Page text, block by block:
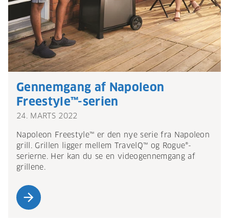
Gennemgang af Napoleon
Freestyle™-serien
24. MARTS 2022
Napoleon Freestyle™ er den nye serie fra Napoleon
grill. Grillen ligger mellem TravelQ™ og Rogue®-
serierne. Her kan du se en videogennemgang af
grillene.
arrow_forward